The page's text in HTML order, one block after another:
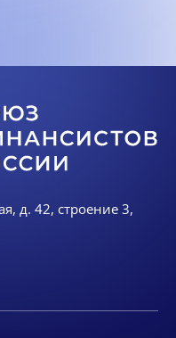
д. 42, строение 3,